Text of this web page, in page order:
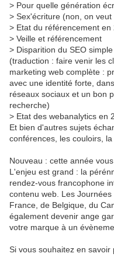
> Pour quelle génération
> Sex'écriture (non, on
> Etat du référencement en
> Veille et référencement
> Disparition du SEO
(traduction : faire venir les
marketing web complète :
avec une identité forte,
réseaux sociaux et un bon
recherche)
> Etat des webanalytics en
Et bien d'autres sujets
conférences, les couloirs,
Nouveau : cette année
L'enjeu est grand : la
rendez-vous francophone
contenu web. Les
France, de Belgique, du
également devenir ange
votre marque à un
Si vous souhaitez en